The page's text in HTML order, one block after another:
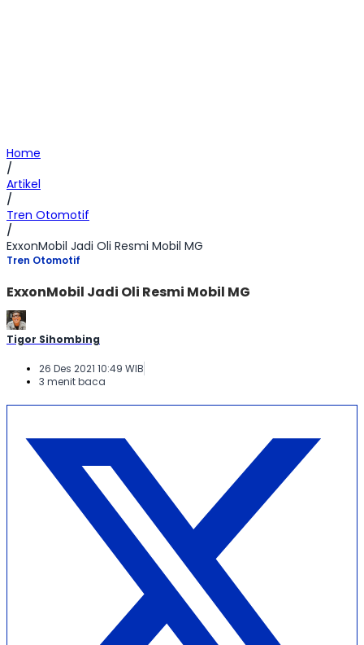
Home
/
Artikel
/
Tren Otomotif
/
ExxonMobil Jadi Oli Resmi Mobil MG
Tren Otomotif
ExxonMobil Jadi Oli Resmi Mobil MG
Tigor Sihombing
26 Des 2021 10:49 WIB
3 menit baca